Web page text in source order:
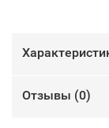
Отзывы (0)